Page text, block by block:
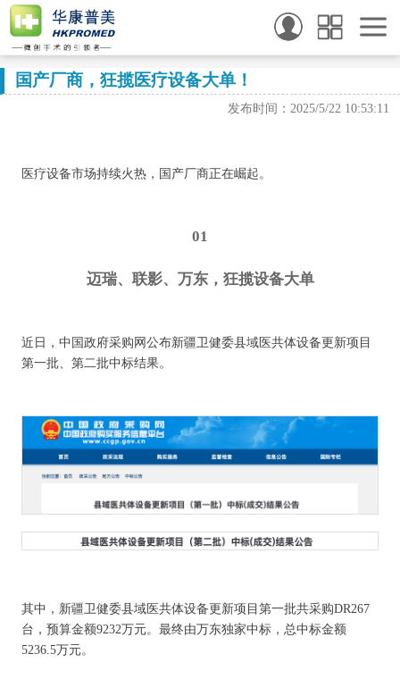
国产厂商，狂揽医疗设备大单！
发布时间：2025/5/22 10:53:11
医疗设备市场持续火热，国产厂商正在崛起。
01
迈瑞、联影、万东，狂揽设备大单
近日，中国政府采购网公布新疆卫健委县域医共体设备更新项目
第一批、第二批中标结果。
其中，新疆卫健委县域医共体设备更新项目第一批共采购DR267
台，预算金额9232万元。最终由万东独家中标，总中标金额
5236.5万元。